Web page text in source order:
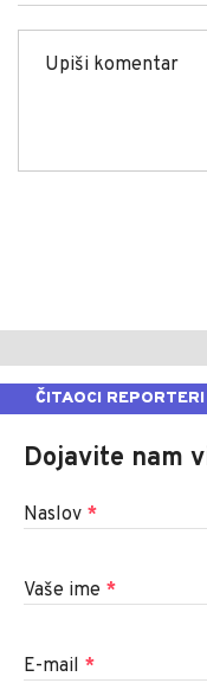
ČITAOCI REPORTERI
Dojavite nam
Naslov *
Vaše ime *
E-mail *